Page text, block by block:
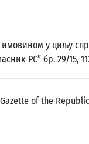
имовином у циљу
РС” бр. 29/15,
of the